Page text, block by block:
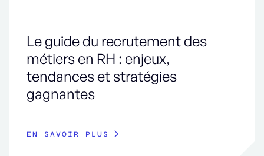
Le guide du recrutement des
métiers en RH : enjeux,
tendances et stratégies
gagnantes
EN SAVOIR PLUS